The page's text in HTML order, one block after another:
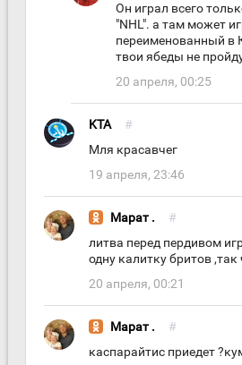
Он играл всего
"NHL". а там может
переименованный в
твои ябеды не
20 апреля, 00:25
KTA #
Мля красавчег
19 апреля, 23:46
Марат . #
литва перед пердивом
одну калитку бритов
20 апреля, 00:21
Марат . #
каспарайтис приедет